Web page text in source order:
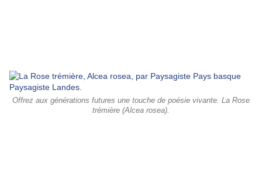
Offrez aux générations futures une touche de poésie vivante. La Rose
trémière (Alcea rosea).